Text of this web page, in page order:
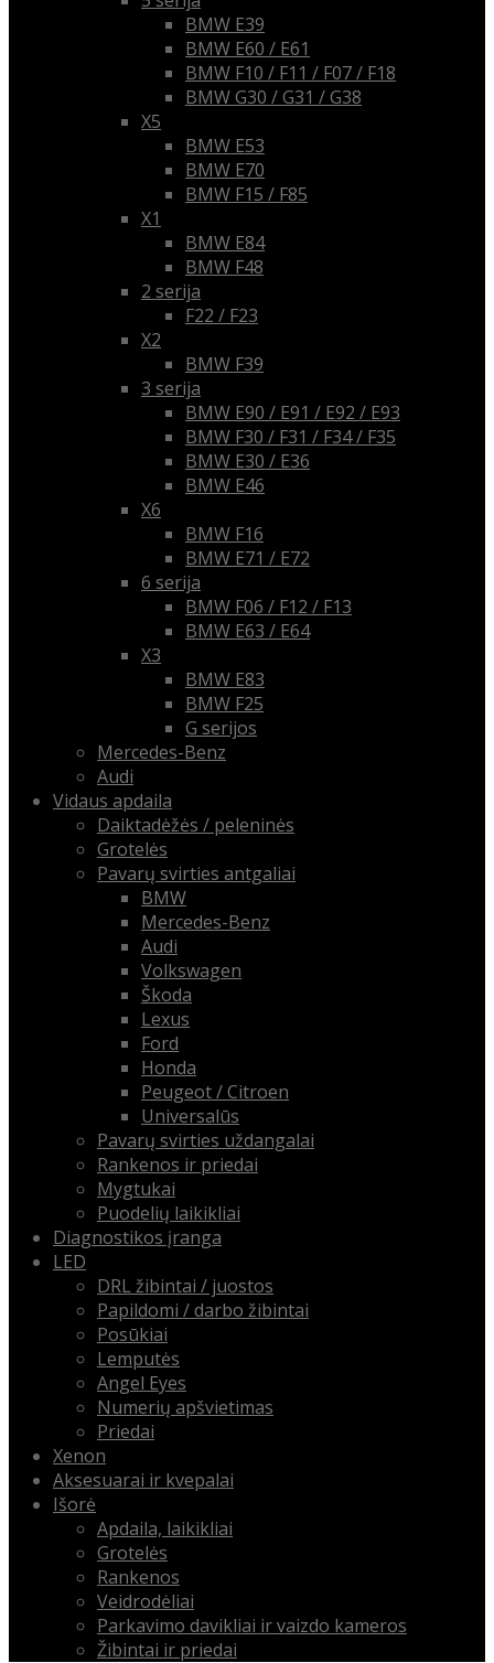
BMW E39
BMW E60 / E61
BMW F10 / F11 / F07 / F18
BMW G30 / G31 / G38
X5
BMW E53
BMW E70
BMW F15 / F85
X1
BMW E84
BMW F48
2 serija
F22 / F23
X2
BMW F39
3 serija
BMW E90 / E91 / E92 / E93
BMW F30 / F31 / F34 / F35
BMW E30 / E36
BMW E46
X6
BMW F16
BMW E71 / E72
6 serija
BMW F06 / F12 / F13
BMW E63 / E64
X3
BMW E83
BMW F25
G serijos
Mercedes-Benz
Audi
Vidaus apdaila
Daiktadėžės / peleninės
Grotelės
Pavarų svirties antgaliai
BMW
Mercedes-Benz
Audi
Volkswagen
Škoda
Lexus
Ford
Honda
Peugeot / Citroen
Universalūs
Pavarų svirties uždangalai
Rankenos ir priedai
Mygtukai
Puodelių laikikliai
Diagnostikos įranga
LED
DRL žibintai / juostos
Papildomi / darbo žibintai
Posūkiai
Lemputės
Angel Eyes
Numerių apšvietimas
Priedai
Xenon
Aksesuarai ir kvepalai
Išorė
Apdaila, laikikliai
Grotelės
Rankenos
Veidrodėliai
Parkavimo davikliai ir vaizdo kameros
Žibintai ir priedai